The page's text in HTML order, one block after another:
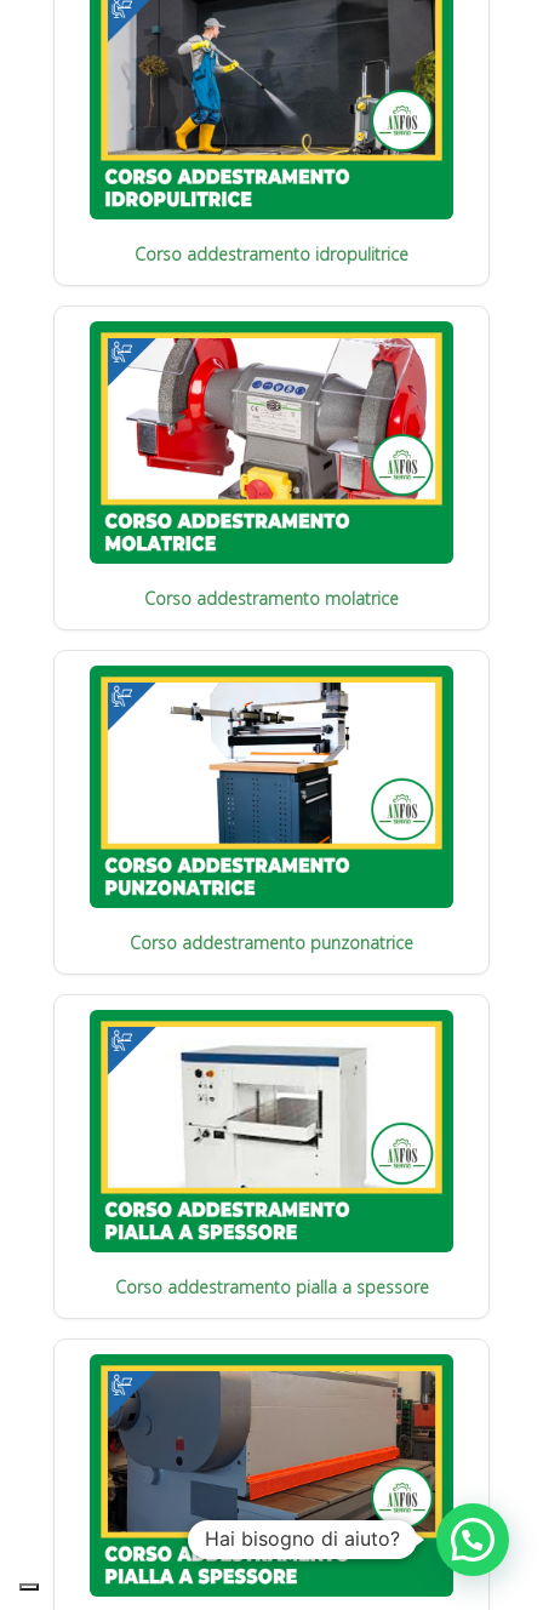
Corso addestramento idropulitrice
Corso addestramento molatrice
Corso addestramento punzonatrice
Corso addestramento pialla a spessore
Hai bisogno di aiuto?